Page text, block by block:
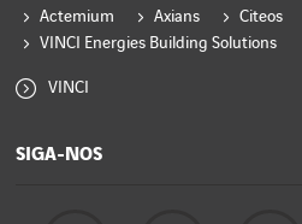
Actemium Axians Citeos
VINCI Energies Building Solutions
VINCI
SIGA-NOS